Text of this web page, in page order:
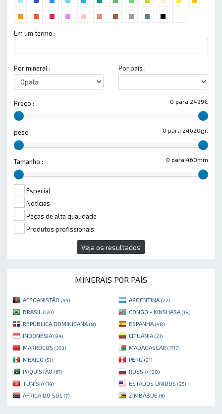
Em um termo :
Por mineral : Por país :
0 para 2499€
Preço :
0 para 24620gr.
peso :
0 para 460mm
Tamanho :
Especial
Notícias
Peças de alta qualidade
Produtos profissionais
Veja os resultados
MINERAIS POR PAÍS
AFEGANISTÃO (44) ARGENTINA (22)
BRASIL (129) CONGO - KINSHASA (18)
REPÚBLICA DOMINICANA (8) ESPANHA (48)
INDONÉSIA (84) LITUÂNIA (21)
MARROCOS (353) MADAGASCAR (1717)
MÉXICO (51) PERU (31)
PAQUISTÃO (67) RÚSSIA (80)
TUNÍSIA (14) ESTADOS UNIDOS (25)
ÁFRICA DO SUL (7) ZIMBÁBUE (6)